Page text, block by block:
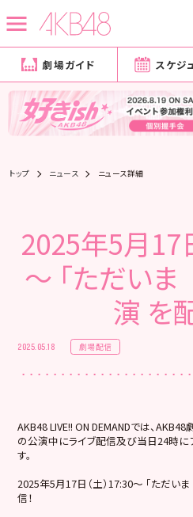
劇場ガイド スケジ
トップ ニュース ニュース詳細
2025年5月17
～ 「ただい
演 を
2025.05.18 劇場配信
AKB48 LIVE!! ON DEMANDでは、
の公演中にライブ配信及び当日24時に
す。
2025年5月17日（土）17:30～ 「ただい
信！